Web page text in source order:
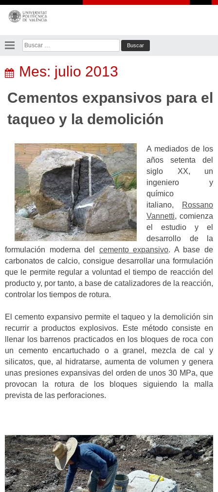
Saltar
contenido
Buscar:
Mes: julio 2013
Cementos expansivos para el
taqueo y la demolición
A mediados de los
años setenta del
siglo XX, un
ingeniero y
químico
italiano,
Rossano
Vannetti, comienza
el estudio y el
desarrollo de la
formulación moderna del cemento expansivo. A base de
carbonatos de calcio, consigue desarrollar una formulación
que le permite regular a voluntad el tiempo de reacción del
producto y, por tanto, a base de catalizadores de la reacción,
controlar los tiempos de rotura.
El cemento expansivo permite el taqueo y la demolición sin
recurrir a productos explosivos. Este método consiste en
llenar los barrenos practicados en los bloques de roca con
un cemento encartuchado o a granel, mezcla de cal y
silicatos, que, al hidratarse, aumenta de volumen y genera
unas presiones expansivas del orden de unos 30 MPa, que
provocan la rotura de los bloques siguiendo la malla
prevista de las perforaciones.